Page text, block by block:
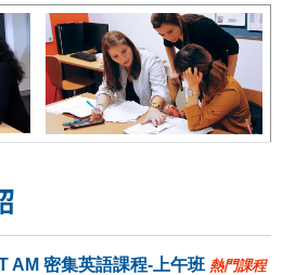
AM 密集英語課程-上午班 熱門課程